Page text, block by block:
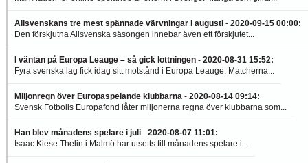
Allsvenskans tre mest spännade värvningar i augusti - 2020-09-15 00:00:
Den förskjutna Allsvenska säsongen innebar även ett förskjutet...
I väntan på Europa Leauge – så gick lottningen - 2020-08-31 15:52:
Fyra svenska lag fick idag sitt motstånd i Europa Leauge. Matcherna...
Miljonregn över Europaspelande klubbarna - 2020-08-14 09:14:
Svensk Fotbolls Europafond låter miljonerna regna över klubbarna som...
Han blev månadens spelare i juli - 2020-08-07 11:01:
Isaac Kiese Thelin i Malmö har utsetts till månadens spelare i...